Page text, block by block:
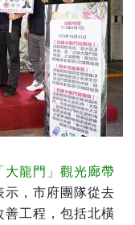
大龍門」觀光廊帶
示，市府團隊從去
善工程，包括北橫